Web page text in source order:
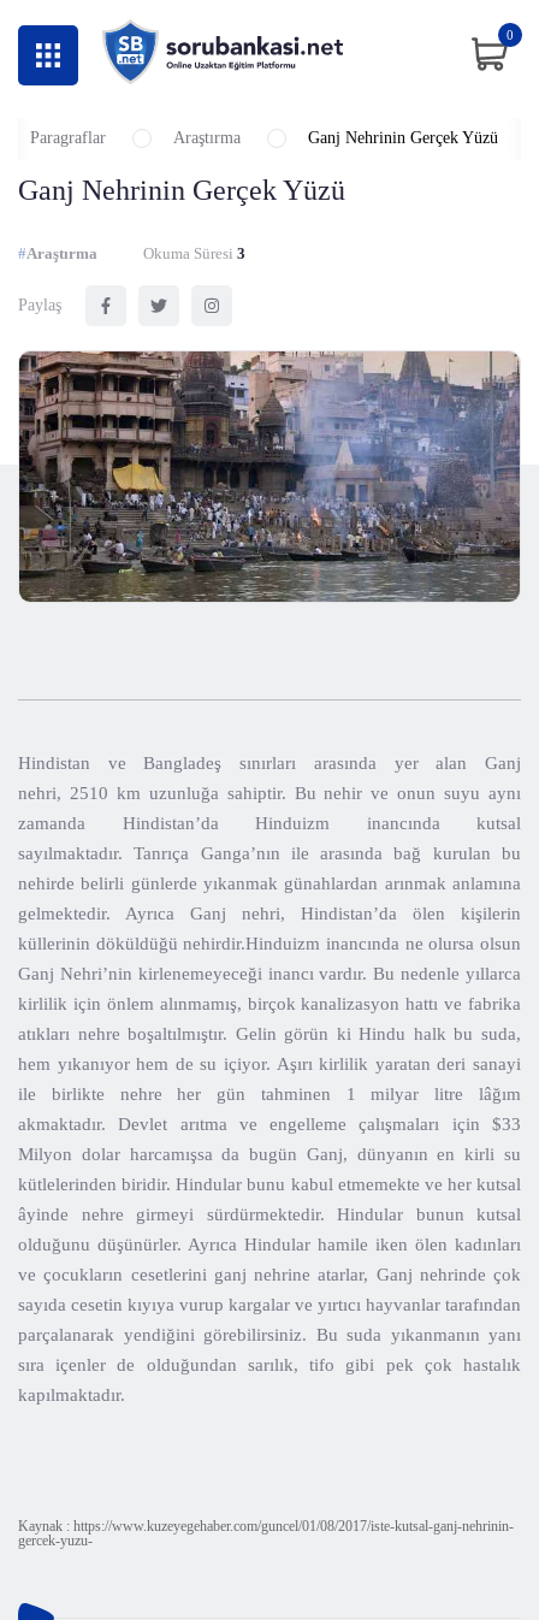
0
Paragraflar Araştırma Ganj Nehrinin Gerçek Yüzü
Ganj Nehrinin Gerçek Yüzü
#Araştırma Okuma Süresi 3
Paylaş
Hindistan ve Bangladeş sınırları arasında yer alan Ganj
nehri, 2510 km uzunluğa sahiptir. Bu nehir ve onun suyu aynı
zamanda Hindistan’da Hinduizm inancında kutsal
sayılmaktadır. Tanrıça Ganga’nın ile arasında bağ kurulan bu
nehirde belirli günlerde yıkanmak günahlardan arınmak anlamına
gelmektedir. Ayrıca Ganj nehri, Hindistan’da ölen kişilerin
küllerinin döküldüğü nehirdir.Hinduizm inancında ne olursa olsun
Ganj Nehri’nin kirlenemeyeceği inancı vardır. Bu nedenle yıllarca
kirlilik için önlem alınmamış, birçok kanalizasyon hattı ve fabrika
atıkları nehre boşaltılmıştır. Gelin görün ki Hindu halk bu suda,
hem yıkanıyor hem de su içiyor. Aşırı kirlilik yaratan deri sanayi
ile birlikte nehre her gün tahminen 1 milyar litre lâğım
akmaktadır. Devlet arıtma ve engelleme çalışmaları için $33
Milyon dolar harcamışsa da bugün Ganj, dünyanın en kirli su
kütlelerinden biridir. Hindular bunu kabul etmemekte ve her kutsal
âyinde nehre girmeyi sürdürmektedir. Hindular bunun kutsal
olduğunu düşünürler. Ayrıca Hindular hamile iken ölen kadınları
ve çocukların cesetlerini ganj nehrine atarlar, Ganj nehrinde çok
sayıda cesetin kıyıya vurup kargalar ve yırtıcı hayvanlar tarafından
parçalanarak yendiğini görebilirsiniz. Bu suda yıkanmanın yanı
sıra içenler de olduğundan sarılık, tifo gibi pek çok hastalık
kapılmaktadır.
Kaynak : https://www.kuzeyegehaber.com/guncel/01/08/2017/iste-kutsal-ganj-nehrinin-
gercek-yuzu-